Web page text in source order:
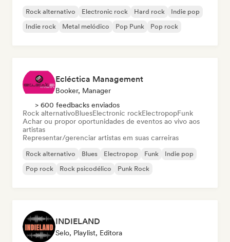
Rock alternativo Electronic rock Hard rock
Indie pop
Indie rock
Metal melódico Pop Punk Pop rock
Ecléctica Management
Booker, Manager
> 600 feedbacks enviados
Rock alternativoBluesElectronic rockElectropopFunk
Achar ou propor oportunidades de eventos ao vivo aos
artistas
Representar/gerenciar artistas em suas carreiras
Rock alternativo Blues Electropop Funk
Indie pop
Pop rock
Rock psicodélico Punk Rock
INDIELAND
Selo, Playlist, Editora